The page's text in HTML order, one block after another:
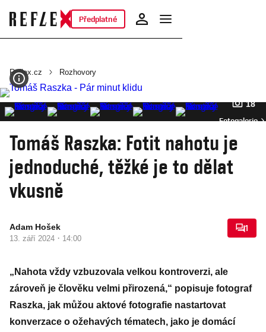
Předplatné
Reflex.cz Rozhovory
18
Fotogalerie
Tomáš Raszka: Fotit nahotu je
jednoduché, těžké je to dělat
vkusně
Adam Hošek
13. září 2024 · 14:00
1
„Nahota vždy vzbuzovala velkou kontroverzi, ale
zároveň je člověku velmi přirozená,“ popisuje fotograf
Raszka, jak můžou aktové fotografie nastartovat
konverzace o ožehavých tématech, jako je domácí